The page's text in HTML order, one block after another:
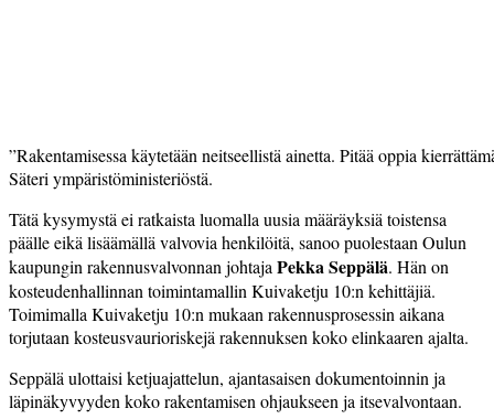
”Rakentamisessa käytetään neitseellistä ainetta. Pitää oppia
Säteri ympäristöministeriöstä.
Tätä kysymystä ei ratkaista luomalla uusia määräyksiä toistensa
päälle eikä lisäämällä valvovia henkilöitä, sanoo puolestaan Oulun
kaupungin rakennusvalvonnan johtaja Pekka Seppälä. Hän on
kosteudenhallinnan toimintamallin Kuivaketju 10:n kehittäjiä.
Toimimalla Kuivaketju 10:n mukaan rakennusprosessin aikana
torjutaan kosteusvaurioriskejä rakennuksen koko elinkaaren ajalta.
Seppälä ulottaisi ketjuajattelun, ajantasaisen dokumentoinnin ja
läpinäkyvyyden koko rakentamisen ohjaukseen ja itsevalvontaan.